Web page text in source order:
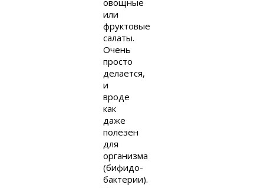
овощные
или
фруктовые
салаты.
Очень
просто
делается,
и
вроде
как
даже
полезен
для
организма
(бифидо-
бактерии).